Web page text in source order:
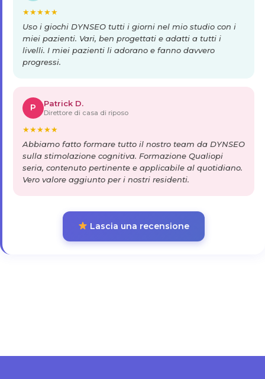
★★★★★
Uso i giochi DYNSEO tutti i giorni nel mio studio con i
miei pazienti. Vari, ben progettati e adatti a tutti i
livelli. I miei pazienti li adorano e fanno davvero
progressi.
P Patrick D.
Direttore di casa di riposo
★★★★★
Abbiamo fatto formare tutto il nostro team da DYNSEO
sulla stimolazione cognitiva. Formazione Qualiopi
seria, contenuto pertinente e applicabile al quotidiano.
Vero valore aggiunto per i nostri residenti.
Lascia una recensione